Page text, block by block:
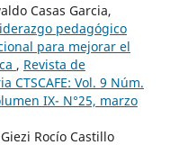
Casas Garcia,
pedagógico
para mejorar el
, Revista de
Vol. 9 Núm.
IX- N°25, marzo
Rocío Castillo